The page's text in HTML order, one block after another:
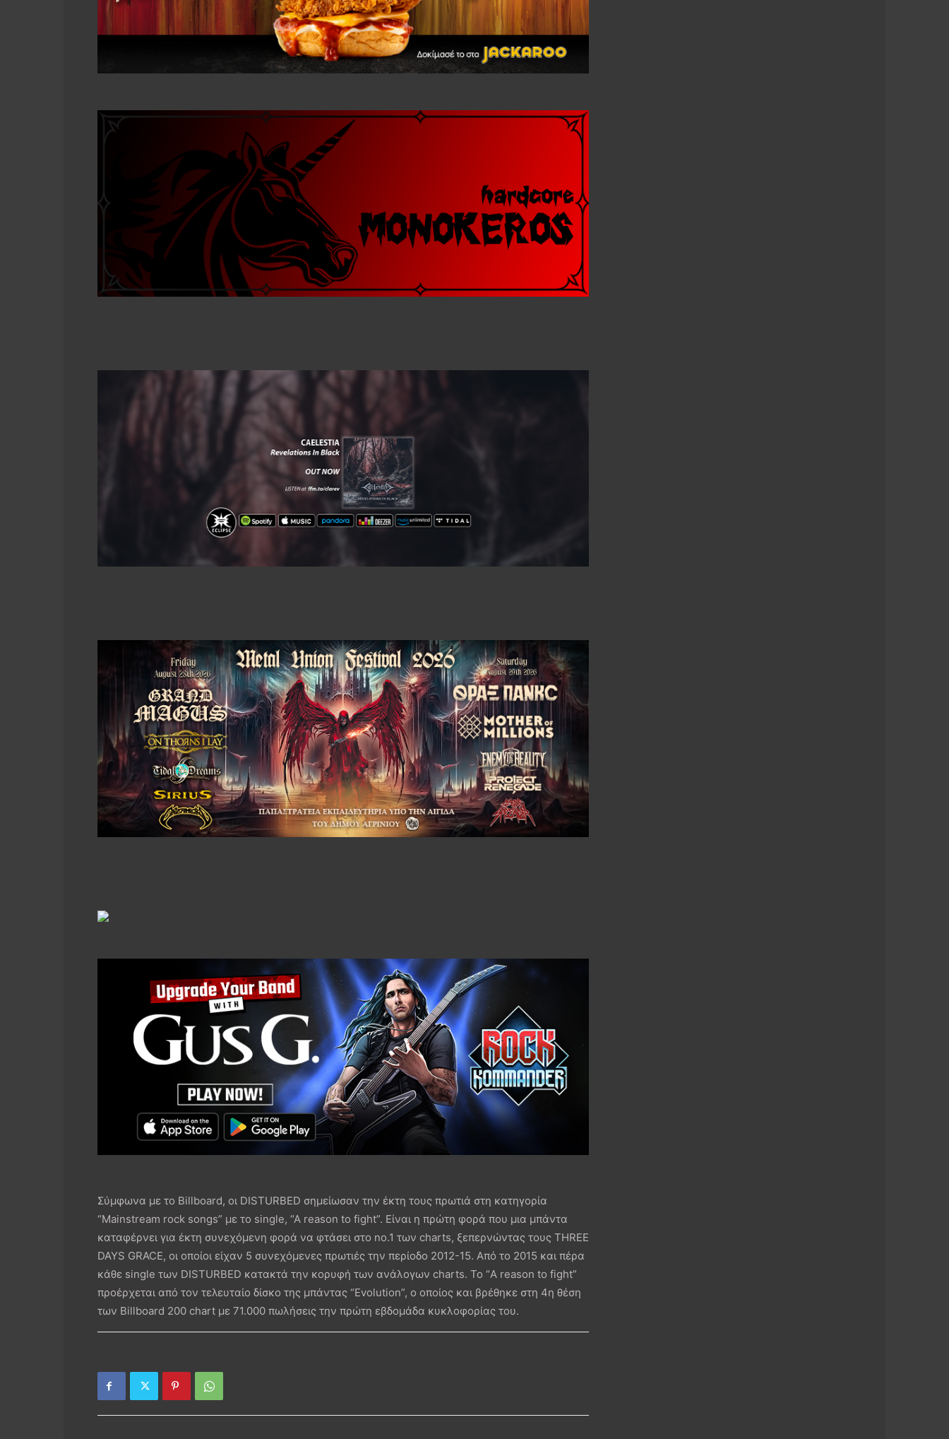
Σύμφωνα με το Billboard, οι DISTURBED σημείωσαν την έκτη τους πρωτιά στη κατηγορία
“Mainstream rock songs” με το single, “A reason to fight”. Είναι η πρώτη φορά που μια μπάντα
καταφέρνει για έκτη συνεχόμενη φορά να φτάσει στο no.1 των charts, ξεπερνώντας τους THREE
DAYS GRACE, οι οποίοι είχαν 5 συνεχόμενες πρωτιές την περίοδο 2012-15. Από το 2015 και πέρα
κάθε single των DISTURBED κατακτά την κορυφή των ανάλογων charts. Το “A reason to fight”
προέρχεται από τον τελευταίο δίσκο της μπάντας “Evolution”, ο οποίος και βρέθηκε στη 4η θέση
των Billboard 200 chart με 71.000 πωλήσεις την πρώτη εβδομάδα κυκλοφορίας του.